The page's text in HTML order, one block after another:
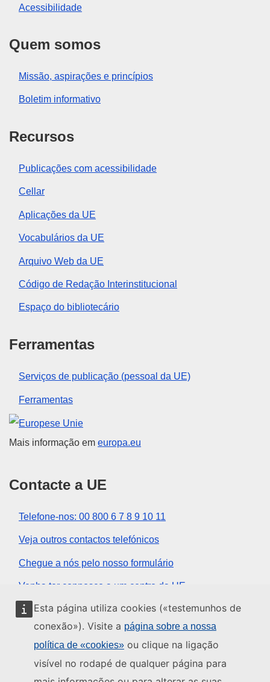
Esta página utiliza cookies («testemunhos de
conexão»). Visite a página sobre a nossa
política de «cookies» ou clique na ligação
visível no rodapé de qualquer página para
Acessibilidade
Quem somos
Missão, aspirações e princípios
Boletim informativo
Recursos
Publicações com acessibilidade
Cellar
Aplicações da UE
Vocabulários da UE
Arquivo Web da UE
Código de Redação Interinstitucional
Espaço do bibliotecário
Ferramentas
Serviços de publicação (pessoal da UE)
Ferramentas
União Europeia
Mais informação em europa.eu
Contacte a UE
Telefone-nos: 00 800 6 7 8 9 10 11
Veja outros contactos telefónicos
Chegue a nós pelo nosso formulário
Venha ter connosco a um centro da UE
Redes sociais